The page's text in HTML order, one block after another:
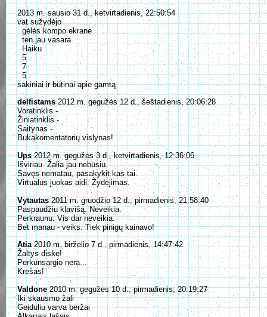
2013 m. sausio 31 d., ketvirtadienis, 22:50:54
vat sužydėjo
gėlės kompo ekrane
ten jau vasara
Haiku
5
7
5
sakiniai ir būtinai apie gamtą
delfistams2012 m. gegužės 12 d., šeštadienis, 20:06:28
Voratinklis -
Žiniatinklis -
Saitynas -
Bukakomentatorių vislynas!
Ups2012 m. gegužės 3 d., ketvirtadienis, 12:36:06
Išviriau. Žalia jau nebūsiu.
Savęs nematau, pasakykit kas tai.
Virtualus juokas aidi. Žydėjimas.
Vytautas2011 m. gruodžio 12 d., pirmadienis, 21:58:40
Paspaudžiu klavišą. Neveikia.
Perkraunu. Vis dar neveikia.
Bet manau - veiks. Tiek pinigų kainavo!
Atia2010 m. birželio 7 d., pirmadienis, 14:47:42
Žaltys diske!
Perkūnsargio nėra...
Krešas!
Valdone2010 m. gegužės 10 d., pirmadienis, 20:19:27
Iki skausmo žali
Geiduliu varva beržai